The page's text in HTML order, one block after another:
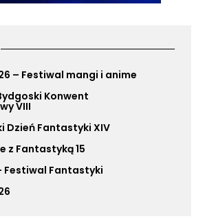
– Festiwal mangi i anime
Konwent
VIII
Dzień Fantastyki XIV
z Fantastyką 15
Festiwal Fantastyki